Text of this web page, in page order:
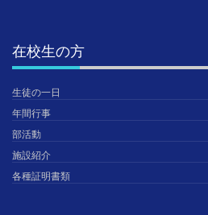
在校生の方
生徒の一日
年間行事
部活動
施設紹介
各種証明書類